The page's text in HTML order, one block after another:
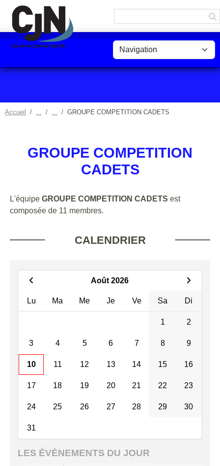
Accueil GROUPE COMPETITION CADETS
GROUPE COMPETITION
CADETS
L'équipe GROUPE COMPETITION CADETS est
composée de 11 membres.
CALENDRIER
Août 2026
Lu Ma Me Je Ve Sa Di
1 2
3 4 5 6 7 8 9
10 11 12 13 14 15 16
17 18 19 20 21 22 23
24 25 26 27 28 29 30
31
LES ÉVÈNEMENTS DU JOUR
Panneau de gestion des cookies